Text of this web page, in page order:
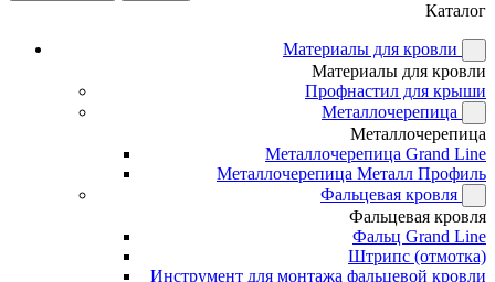
Каталог
Материалы для кровли
Материалы для кровли
Профнастил для крыши
Металлочерепица
Металлочерепица
Металлочерепица Grand Line
Металлочерепица Металл Профиль
Фальцевая кровля
Фальцевая кровля
Фальц Grand Line
Штрипс (отмотка)
Инструмент для монтажа фальцевой кровли